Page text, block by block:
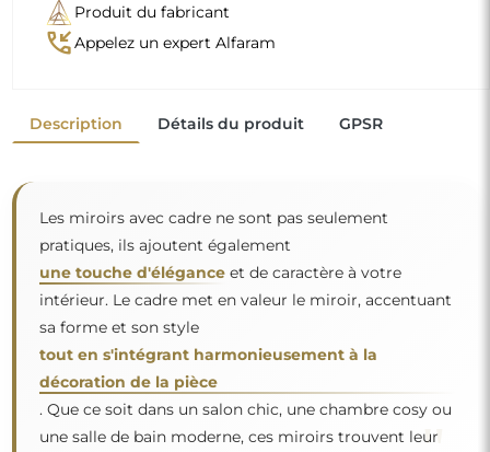
Produit du fabricant
phone_callbackAppelez un expert Alfaram
Description Détails du produit GPSR
Les miroirs avec cadre ne sont pas seulement
pratiques, ils ajoutent également
une touche d'éléganceet de caractère à votre
intérieur. Le cadre met en valeur le miroir, accentuant
sa forme et son style
tout en s'intégrant harmonieusement à la
décoration de la pièce
. Que ce soit dans un salon chic, une chambre cosy ou
une salle de bain moderne, ces miroirs trouvent leur